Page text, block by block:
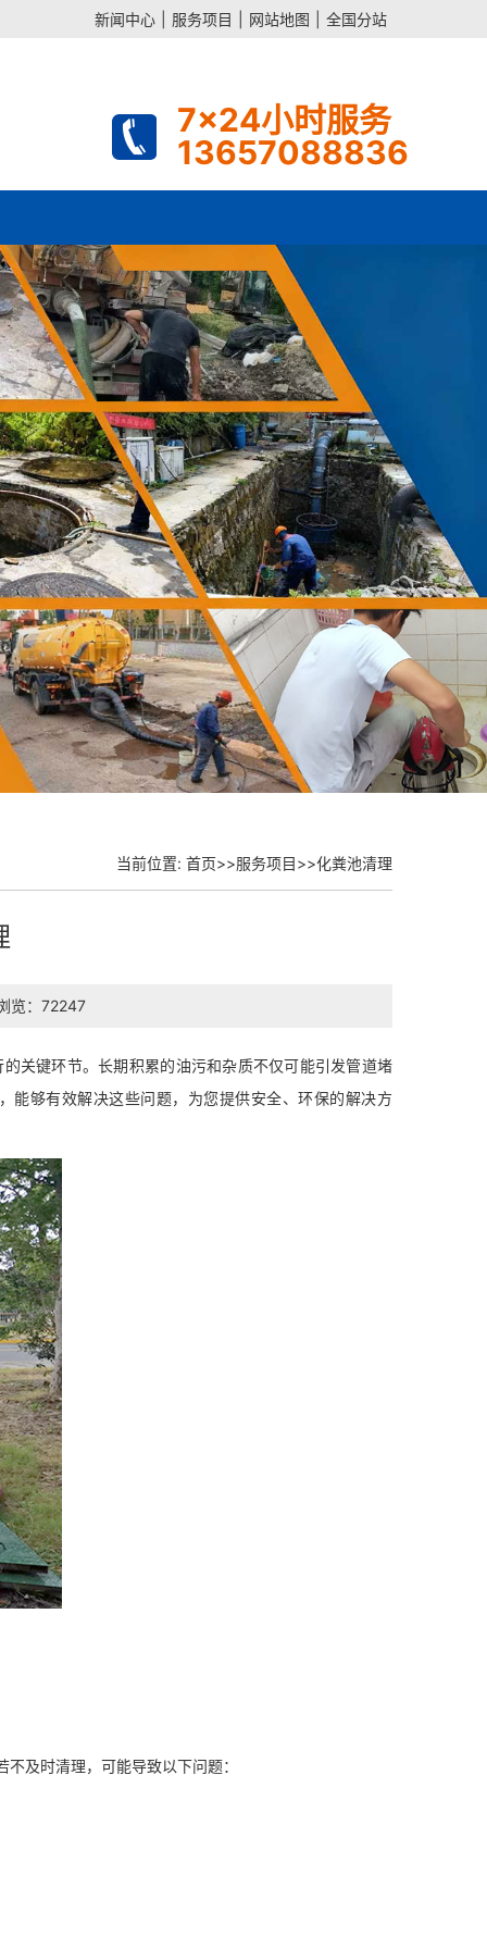
新闻中心 服务项目 网站地图 全国分站
7x24小时服务
13657088836
当前位置: 首页>>服务项目>>化粪池清理
览：72247
关键环节。长期积累的油污和杂质不仅可能引发管道堵
能够有效解决这些问题，为您提供安全、环保的解决方
不及时清理，可能导致以下问题：